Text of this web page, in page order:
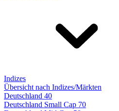
Indizes
Übersicht nach Indizes/Märkten
Deutschland 40
Deutschland Small Cap 70